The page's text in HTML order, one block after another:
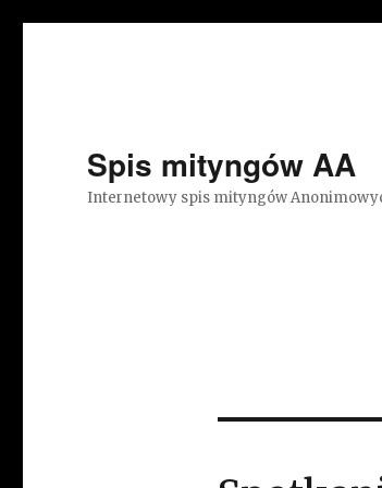
Spis mityngów AA
Internetowy spis mityngów